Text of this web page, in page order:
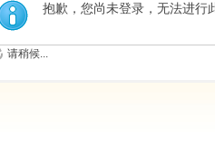
抱歉，您尚未登录，无法进行
请稍候...